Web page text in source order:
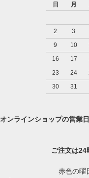
日
月
2
3
9
10
16
17
23
24
30
31
オンラインショップの営業
ご注文は24
赤色の曜